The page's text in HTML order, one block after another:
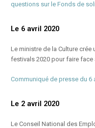
questions sur le Fonds de
Le 6 avril 2020
Le ministre de la Culture
festivals 2020 pour faire face
Communiqué de presse du 6
Le 2 avril 2020
Le Conseil National des